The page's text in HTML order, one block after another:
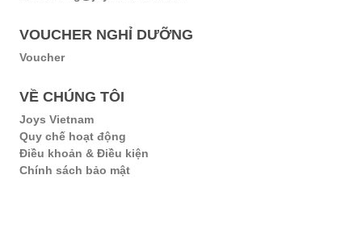
VOUCHER NGHỈ DƯỠNG
Voucher
VỀ CHÚNG TÔI
Joys Vietnam
Quy chế hoạt động
Điều khoản & Điều kiện
Chính sách bảo mật